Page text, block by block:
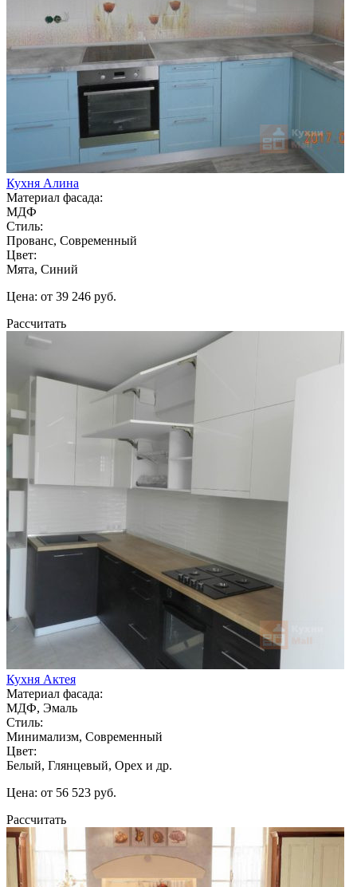
Кухня Алина
Материал фасада:
МДФ
Стиль:
Прованс, Современный
Цвет:
Мята, Синий
Цена: от 39 246 руб.
Рассчитать
Кухня Актея
Материал фасада:
МДФ, Эмаль
Стиль:
Минимализм, Современный
Цвет:
Белый, Глянцевый, Орех и др.
Цена: от 56 523 руб.
Рассчитать